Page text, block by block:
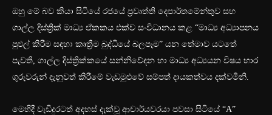
ඔහු මේ බව කියා සිටියේ රජයේ ප්‍රවෘත්ති දෙපාර්තමේන්තුව සහ
ගාල්ල දිස්ත්‍රික් මාධ්‍ය ඒකකය එක්ව සංවිධානය කළ “මාධ්‍ය අධ්‍යාපනය
පුළුල් කිරීම සඳහා කෘත්‍රීම බුද්ධියේ බලපෑම” යන තේමාව යටතේ
පැවති, ගාල්ල දිස්ත්‍රික්කයේ සන්නිවේදන හා මාධ්‍ය අධ්‍යයන විෂය භාර
ගුරුවරුන් දැනුවත් කිරීමේ වැඩමුළුවේ සම්පත් දායකත්වය දක්වමිනි.
මෙහිදී වැඩිදුරටත් අදහස් දැක්වූ ආචාර්යවරයා පවසා සිටියේ “A”